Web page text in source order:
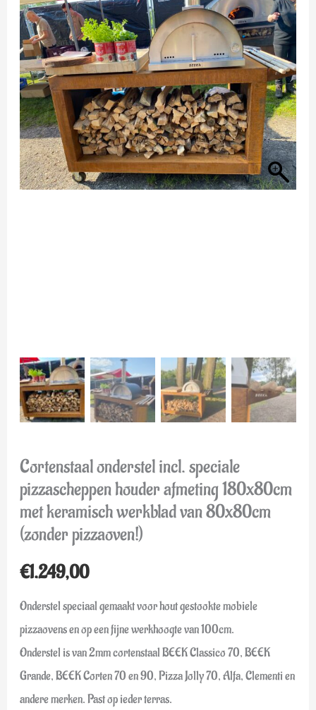
Cortenstaal onderstel incl. speciale
pizzascheppen houder afmeting 180x80cm
met keramisch werkblad van 80x80cm
(zonder pizzaoven!)
€1.249,00
Onderstel speciaal gemaakt voor hout gestookte mobiele
pizzaovens en op een fijne werkhoogte van 100cm.
Onderstel is van 2mm cortenstaal BEEK Classico 70, BEEK
Grande, BEEK Corten 70 en 90, Pizza Jolly 70, Alfa, Clementi en
andere merken. Past op ieder terras.
onderstel
incl.
speciale
pizzascheppen
houder
afmeting
180x80cm
met